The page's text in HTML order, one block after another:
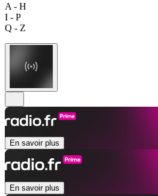
A - H
I - P
Q - Z
En savoir plus
En savoir plus